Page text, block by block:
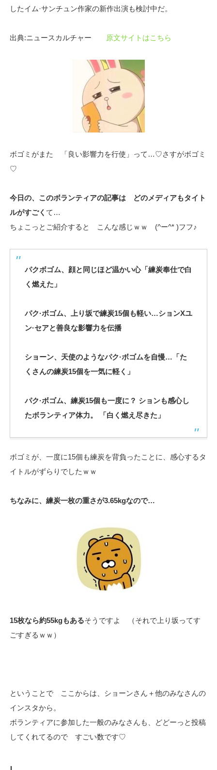
したイム·サンチュン作家の新作出演も検討中だ。
出典:ニュースカルチャー 原文サイトはこちら
ボゴミがまた 「良い影響力を行使」って…♡さすがボゴミ
♡
今日の、このボランティアの記事は どのメディアもタイト
ルがすごく て…
ちょこっとご紹介すると こんな感じｗｗ (^ー^* )フフ♪
パクボゴム、顔と同じほど温かい心「練炭奉仕で白
く燃えた」
パク·ボゴム、上り坂で練炭15個も軽い…ションXユ
ン·セアと善良な影響力を伝播
ショーン、天使のようなパク·ボゴムを自慢…「た
くさんの練炭15個を一気に軽く」
パク·ボゴム、練炭15個も一度に？ ションも感心し
たボランティア体力。 「白く燃え尽きた」
ボゴミが、一度に15個も練炭を背負ったことに、感心するタ
イトルがずらりでしたｗｗ
ちなみに、練炭一枚の重さが3.65kgなので…
15枚なら約55kgもあるそうですよ （それで上り坂ってす
ごすぎるｗｗ）
ということで ここからは、ショーンさん＋他のみなさんの
インスタから。
ボランティアに参加した一般のみなさんも、どどーっと投稿
してくれてるので すごい数です♡